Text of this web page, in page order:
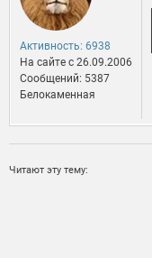
Активность: 6938
На сайте c 26.09.2006
Сообщений: 5387
Белокаменная
Читают эту тему: